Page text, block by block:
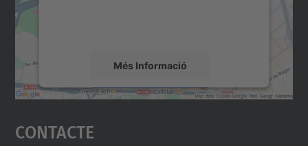
Més Informació
Accepta
powered by
Contacte